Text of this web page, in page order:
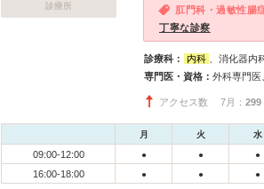
診療所 肛門科・過敏性腸
丁寧な診察
診療科： 内科
、消化器
専門医・資格： 外科専門医
アクセス数 7月： 299
月 火 水
09:00-12:00 ● ● ●
16:00-18:00 ● ● ●